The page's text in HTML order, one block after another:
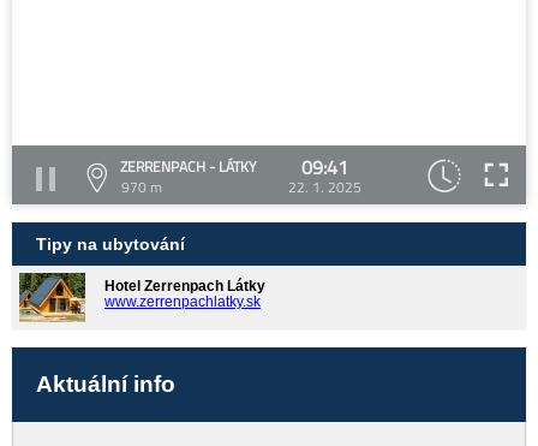
ZERRENPACH - LÁTKY
970 m
09:41
22. 1. 2025
Tipy na ubytování
Hotel Zerrenpach Látky
www.zerrenpachlatky.sk
Aktuální info